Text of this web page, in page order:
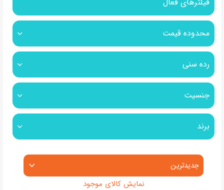
محدوده قیمت
رده سنی
جنسیت
برند
مرتب‌سازی محصولات